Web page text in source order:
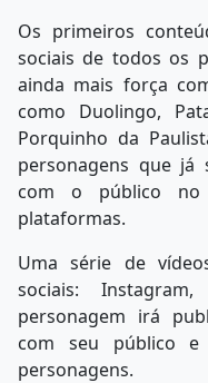
Os primeiros
sociais de todos os
ainda mais força
como Duolingo,
Porquinho da
personagens que
com o público no
plataformas.
Uma série de
sociais:
personagem irá
com seu público
personagens.